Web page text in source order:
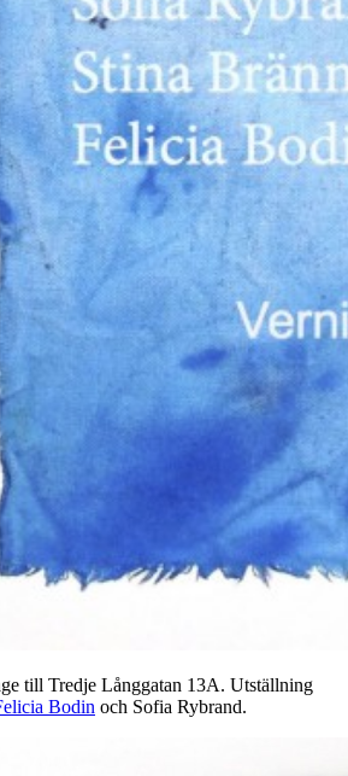
till Tredje Långgatan 13A. Utställning
Bodin och Sofia Rybrand.